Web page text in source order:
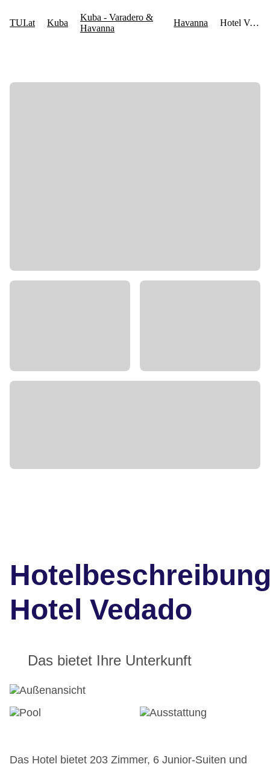
Hotel Vedado
Das bietet Ihre Unterkunft
Das Hotel bietet 203 Zimmer, 6 Junior-Suiten und